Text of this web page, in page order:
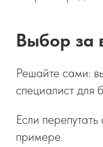
Выбор за
Решайте сами:
специалист для
Если
примере.